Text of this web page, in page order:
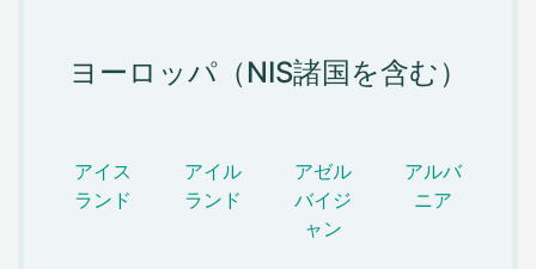
ヨーロッパ（NIS諸国を含む）
アイス
ランド
アイル
ランド
アゼル
バイジ
ャン
アルバ
ニア